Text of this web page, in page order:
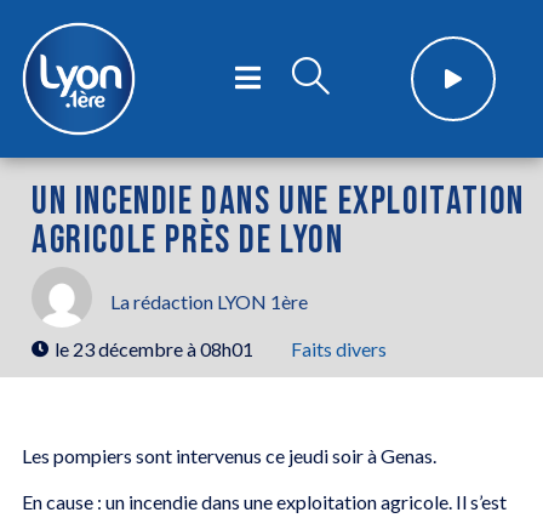
UN INCENDIE DANS UNE EXPLOITATION
AGRICOLE PRÈS DE LYON
La rédaction LYON 1ère
le 23 décembre à 08h01 Faits divers
Les pompiers sont intervenus ce jeudi soir à Genas.
En cause : un incendie dans une exploitation agricole. Il s’est